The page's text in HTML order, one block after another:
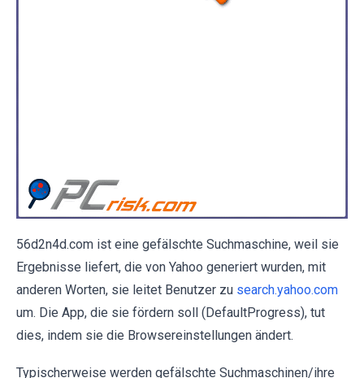
56d2n4d.com ist eine gefälschte Suchmaschine, weil sie
Ergebnisse liefert, die von Yahoo generiert wurden, mit
anderen Worten, sie leitet Benutzer zu search.yahoo.com
um. Die App, die sie fördern soll (DefaultProgress), tut
dies, indem sie die Browsereinstellungen ändert.
Typischerweise werden gefälschte Suchmaschinen/ihre